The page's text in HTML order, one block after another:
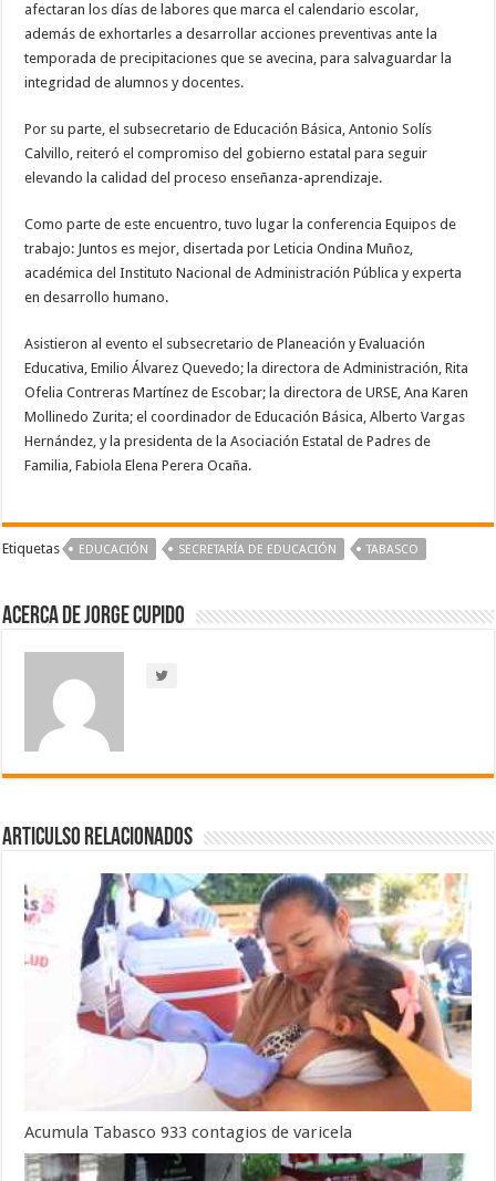
afectaran los días de labores que marca el calendario escolar,
además de exhortarles a desarrollar acciones preventivas ante la
temporada de precipitaciones que se avecina, para salvaguardar la
integridad de alumnos y docentes.
Por su parte, el subsecretario de Educación Básica, Antonio Solís
Calvillo, reiteró el compromiso del gobierno estatal para seguir
elevando la calidad del proceso enseñanza-aprendizaje.
Como parte de este encuentro, tuvo lugar la conferencia Equipos de
trabajo: Juntos es mejor, disertada por Leticia Ondina Muñoz,
académica del Instituto Nacional de Administración Pública y experta
en desarrollo humano.
Asistieron al evento el subsecretario de Planeación y Evaluación
Educativa, Emilio Álvarez Quevedo; la directora de Administración, Rita
Ofelia Contreras Martínez de Escobar; la directora de URSE, Ana Karen
Mollinedo Zurita; el coordinador de Educación Básica, Alberto Vargas
Hernández, y la presidenta de la Asociación Estatal de Padres de
Familia, Fabiola Elena Perera Ocaña.
Etiquetas EDUCACIÓN SECRETARÍA DE EDUCACIÓN TABASCO
Acerca de Jorge Cupido
Articulso Relacionados
Acumula Tabasco 933 contagios de varicela